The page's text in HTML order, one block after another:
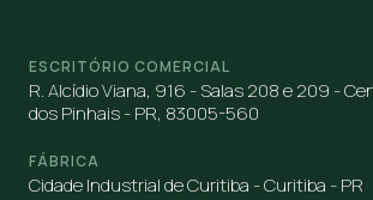
ESCRITÓRIO COMERCIAL
R. Alcídio Viana, 916 - Salas 208 e 209 -
dos Pinhais - PR, 83005-560
FÁBRICA
Cidade Industrial de Curitiba - Curitiba - PR